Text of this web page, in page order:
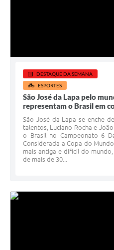
DESTAQUE DA SEMANA
ESPORTES
São José da Lapa pelo
representam o Brasil em
São José da Lapa se enche
talentos, Luciano Rocha e
o Brasil no Campeonato 6
Considerada a Copa do
mais antiga e difícil do
de mais de 30...